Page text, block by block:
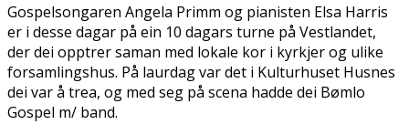
Gospelsongaren Angela Primm og pianisten Elsa Harris
er i desse dagar på ein 10 dagars turne på Vestlandet,
der dei opptrer saman med lokale kor i kyrkjer og ulike
forsamlingshus. På laurdag var det i Kulturhuset Husnes
dei var å treffa, og med seg på scena hadde dei Bømlo
Gospel m/ band.